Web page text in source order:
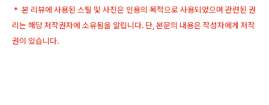
* 본 리뷰에 사용된 스틸 및 사진은 인용의 목적으로 사용되었으며 관련된 권
리는 해당 저작권자에 소유됨을 알립니다. 단, 본문의 내용은 작성자에게 저작
권이 있습니다.